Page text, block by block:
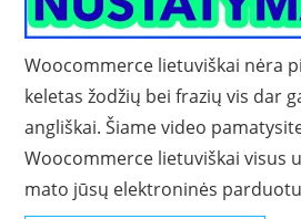
Woocommerce lietuviškai nėra
keletas žodžių bei frazių vis dar
angliškai. Šiame video
Woocommerce lietuviškai visus
mato jūsų elektroninės